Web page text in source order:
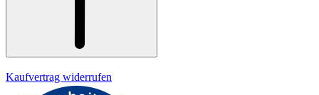
Kaufvertrag widerrufen